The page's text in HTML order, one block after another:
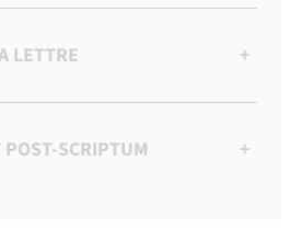
LETTRE +
POST-SCRIPTUM +